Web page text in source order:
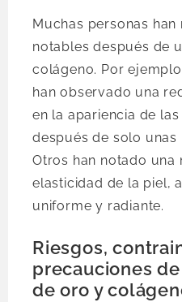
Muchas personas
notables después de
colágeno. Por
han observado una
en la apariencia de
después de solo unas
Otros han notado una
elasticidad de la piel,
uniforme y radiante.
Riesgos,
precauciones
de oro y